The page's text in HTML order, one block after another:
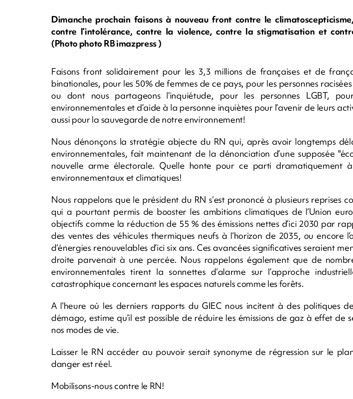
Dimanche prochain faisons à nouveau front contre le
contre l’intolérance, contre la violence, contre la stigmatisation et
(Photo photo RB imazpress )
Faisons front solidairement pour les 3,3 millions de françaises et de
binationales, pour les 50% de femmes de ce pays, pour les personnes
ou dont nous partageons l’inquiétude, pour les personnes LGBT,
environnementales et d’aide à la personne inquiètes pour l’avenir de leurs
aussi pour la sauvegarde de notre environnement!
Nous dénonçons la stratégie abjecte du RN qui, après avoir longtemps
environnementales, fait maintenant de la dénonciation d’une supposée
nouvelle arme électorale. Quelle honte pour ce parti dramatiquement
environnementaux et climatiques!
Nous rappelons que le président du RN s’est prononcé à plusieurs reprises
qui a pourtant permis de booster les ambitions climatiques de l’Union
objectifs comme la réduction de 55 % des émissions nettes d’ici 2030 par
des ventes des véhicules thermiques neufs à l’horizon de 2035, ou encore
d’énergies renouvelables d’ici six ans. Ces avancées significatives seraient
droite parvenait à une percée. Nous rappelons également que de
environnementales tirent la sonnettes d’alarme sur l’approche
catastrophique concernant les espaces naturels comme les forêts.
A l’heure oú les derniers rapports du GIEC nous incitent à des politiques
démago, estime qu’il est possible de réduire les émissions de gaz à effet de
nos modes de vie.
Laisser le RN accéder au pouvoir serait synonyme de régression sur le
danger est réel.
Mobilisons-nous contre le RN!